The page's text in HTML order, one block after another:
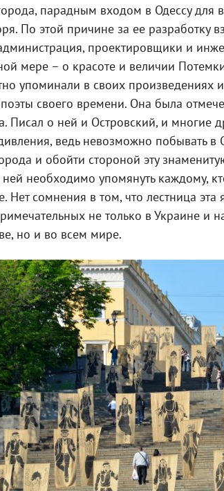
парадным входом в Одессу для
По этой причине за ее разработку
администрация, проектировщики и
мере – о красоте и величии
упоминали в своих произведениях
своего времени. Она была
Писал о ней и Островский, и многие
ведь невозможно побывать в
и обойти стороной эту
необходимо упомянуть каждому,
Нет сомнения в том, что лестница эта
не только в Украине и
но и во всем мире.